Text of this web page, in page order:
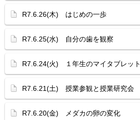
R7.6.26(木) はじめの一歩
R7.6.25(水) 自分の歯を観察
R7.6.24(火) １年生のマイタブレット
R7.6.21(土) 授業参観と授業研究会
R7.6.20(金) メダカの卵の変化